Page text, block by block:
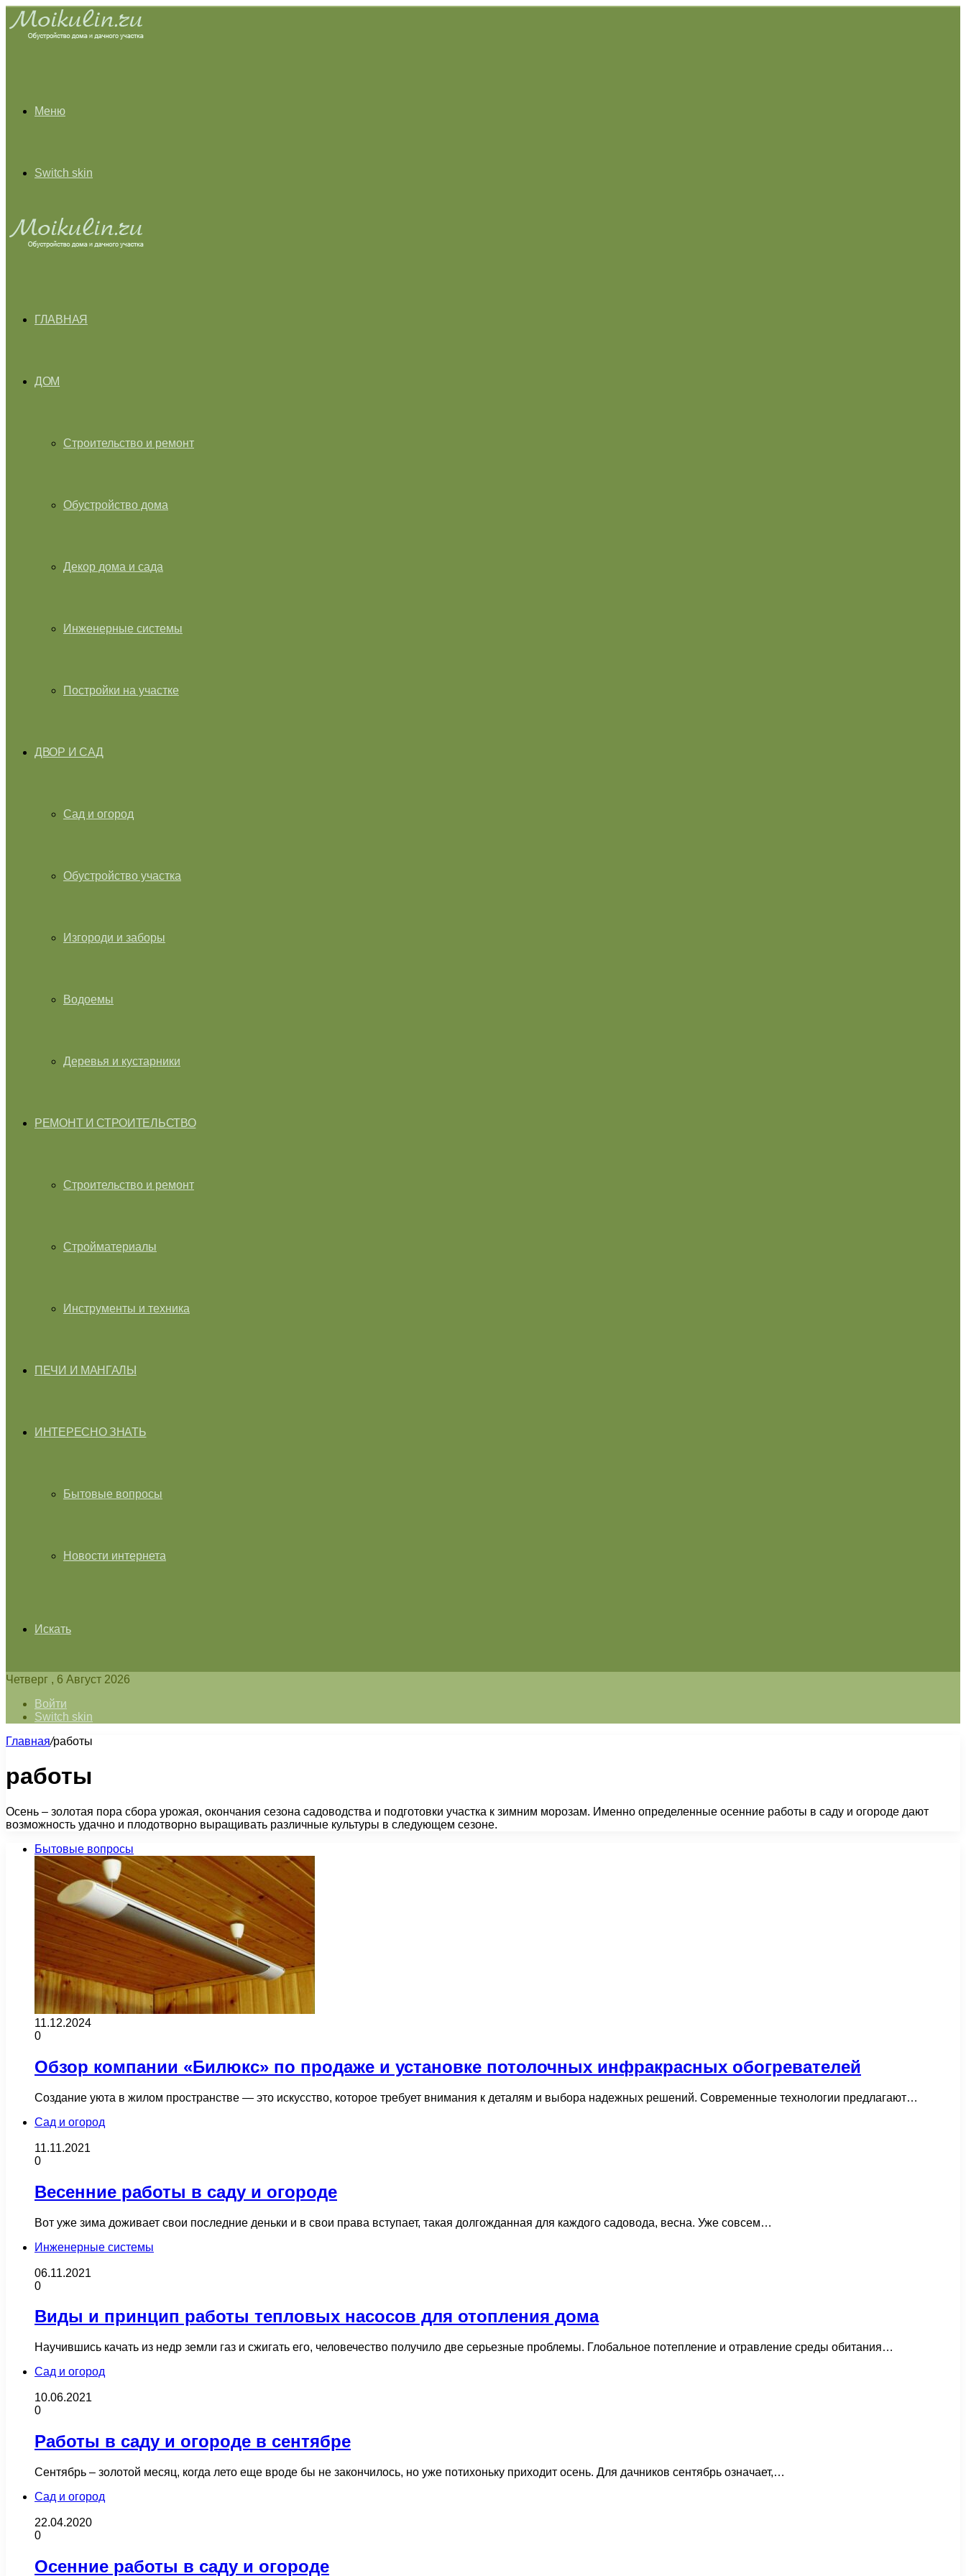
Меню
Switch skin
ГЛАВНАЯ
ДОМ
Строительство и ремонт
Обустройство дома
Декор дома и сада
Инженерные системы
Постройки на участке
ДВОР И САД
Сад и огород
Обустройство участка
Изгороди и заборы
Водоемы
Деревья и кустарники
РЕМОНТ И СТРОИТЕЛЬСТВО
Строительство и ремонт
Стройматериалы
Инструменты и техника
ПЕЧИ И МАНГАЛЫ
ИНТЕРЕСНО ЗНАТЬ
Бытовые вопросы
Новости интернета
Искать
Четверг , 6 Август 2026
Войти
Switch skin
Главная/работы
работы
Осень – золотая пора сбора урожая, окончания сезона садоводства и подготовки участка к зимним морозам. Именно определенные осенние работы в саду и огороде дают
возможность удачно и плодотворно выращивать различные культуры в следующем сезоне.
Бытовые вопросы
11.12.2024
0
Обзор компании «Билюкс» по продаже и установке потолочных инфракрасных обогревателей
Создание уюта в жилом пространстве — это искусство, которое требует внимания к деталям и выбора надежных решений. Современные технологии предлагают…
Сад и огород
11.11.2021
0
Весенние работы в саду и огороде
Вот уже зима доживает свои последние деньки и в свои права вступает, такая долгожданная для каждого садовода, весна. Уже совсем…
Инженерные системы
06.11.2021
0
Виды и принцип работы тепловых насосов для отопления дома
Научившись качать из недр земли газ и сжигать его, человечество получило две серьезные проблемы. Глобальное потепление и отравление среды обитания…
Сад и огород
10.06.2021
0
Работы в саду и огороде в сентябре
Сентябрь – золотой месяц, когда лето еще вроде бы не закончилось, но уже потихоньку приходит осень. Для дачников сентябрь означает,…
Сад и огород
22.04.2020
0
Осенние работы в саду и огороде